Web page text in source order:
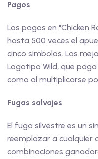
Pagos
Los pagos en "Chicken
hasta 500 veces el
cinco simbolos. Las
Logotipo Wild, que
como al multiplicarse
Fugas salvajes
El fuga silvestre es un
reemplazar a cualquier
combinaciones